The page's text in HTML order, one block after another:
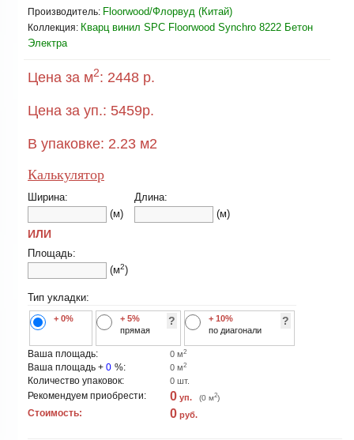
Производитель: Floorwood/Флорвуд (Китай)
Коллекция: Кварц винил SPC Floorwood Synchro 8222 Бетон
Электра
Цена за м2: 2448 р.
Цена за уп.: 5459р.
В упаковке: 2.23 м2
Калькулятор
Ширина:
(м)
Длина:
(м)
ИЛИ
Площадь:
(м2)
Тип укладки:
+ 0%
+ 5%
прямая
?
+ 10%
по диагонали
?
Ваша площадь: 0 м2
Ваша площадь + 0 %: 0 м2
Количество упаковок: 0 шт.
Рекомендуем приобрести: 0 уп. (0 м2)
Стоимость: 0 руб.